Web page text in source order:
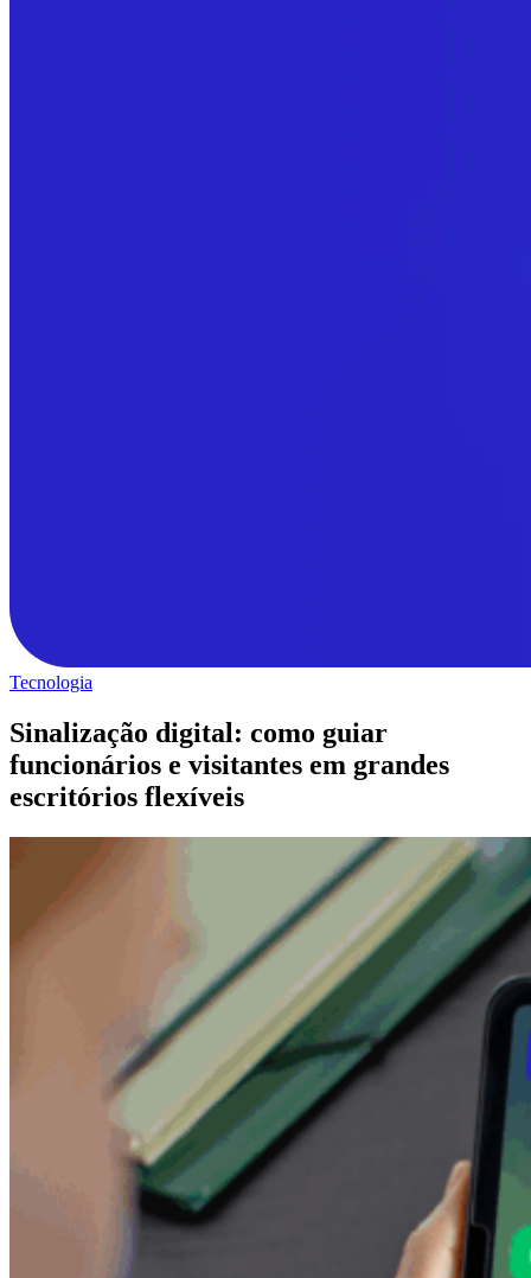
Tecnologia
Sinalização digital: como guiar
funcionários e visitantes em grandes
escritórios flexíveis